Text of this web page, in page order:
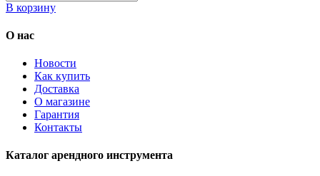
В корзину
О нас
Новости
Как купить
Доставка
О магазине
Гарантия
Контакты
Каталог арендного инструмента